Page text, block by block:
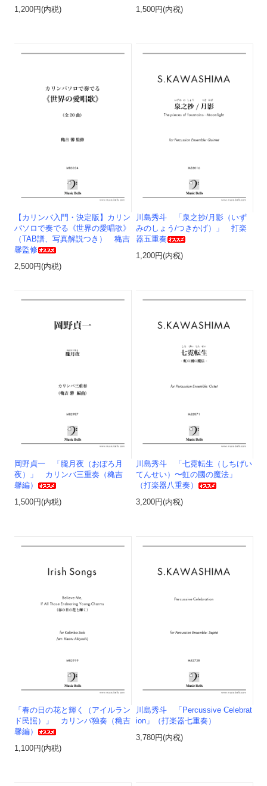
1,200円(内税)
1,500円(内税)
【カリンバ入門・決定版】カリン
バソロで奏でる《世界の愛唱歌》
（TAB譜、写真解説つき） 穐吉
馨監修
2,500円(内税)
川島秀斗 「泉之抄/月影（いず
みのしょう/つきかげ）」 打楽
器五重奏
1,200円(内税)
岡野貞一 「朧月夜（おぼろ月
夜）」 カリンバ三重奏（穐吉
馨編）
1,500円(内税)
川島秀斗 「七霓転生（しちげい
てんせい）〜虹の國の魔法」
（打楽器八重奏）
3,200円(内税)
「春の日の花と輝く（アイルラン
ド民謡）」 カリンバ独奏（穐吉
馨編）
1,100円(内税)
川島秀斗 「Percussive Celebrat
ion」（打楽器七重奏）
3,780円(内税)